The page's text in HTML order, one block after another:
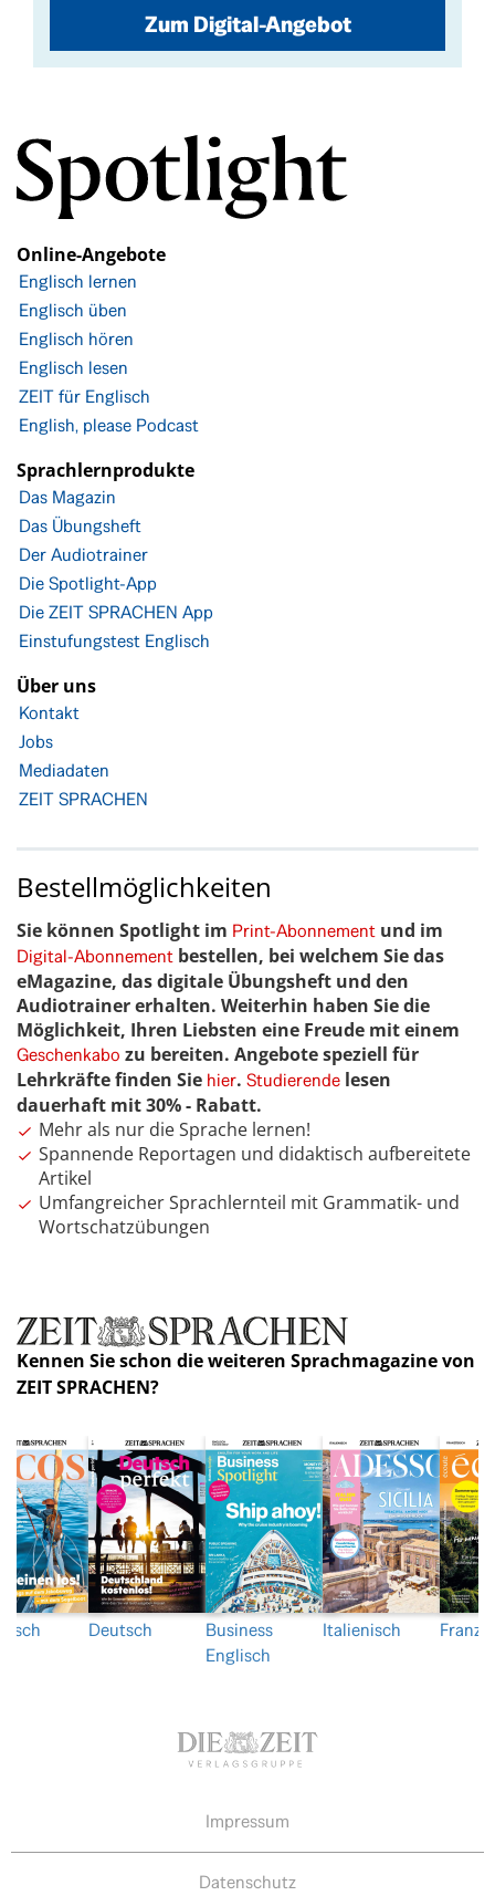
Zum Digital-Angebot
Online-Angebote
Englisch lernen
Englisch üben
Englisch hören
Englisch lesen
ZEIT für Englisch
English, please Podcast
Sprachlernprodukte
Das Magazin
Das Übungsheft
Der Audiotrainer
Die Spotlight-App
Die ZEIT SPRACHEN App
Einstufungstest Englisch
Über uns
Kontakt
Jobs
Mediadaten
ZEIT SPRACHEN
Bestellmöglichkeiten
Sie können Spotlight im Print-Abonnement und im
Digital-Abonnement bestellen, bei welchem Sie das
eMagazine, das digitale Übungsheft und den
Audiotrainer erhalten. Weiterhin haben Sie die
Möglichkeit, Ihren Liebsten eine Freude mit einem
Geschenkabo zu bereiten. Angebote speziell für
Lehrkräfte finden Sie hier. Studierende lesen
dauerhaft mit 30% - Rabatt.
Mehr als nur die Sprache lernen!
Spannende Reportagen und didaktisch aufbereitete
Artikel
Umfangreicher Sprachlernteil mit Grammatik- und
Wortschatzübungen
Kennen Sie schon die weiteren Sprachmagazine von
ZEIT SPRACHEN?
Deutsch
Business
Englisch
Italienisch
Impressum
Datenschutz